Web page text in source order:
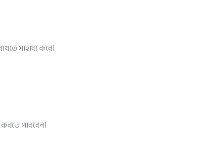
সাহায্য করে।
পারবেন।